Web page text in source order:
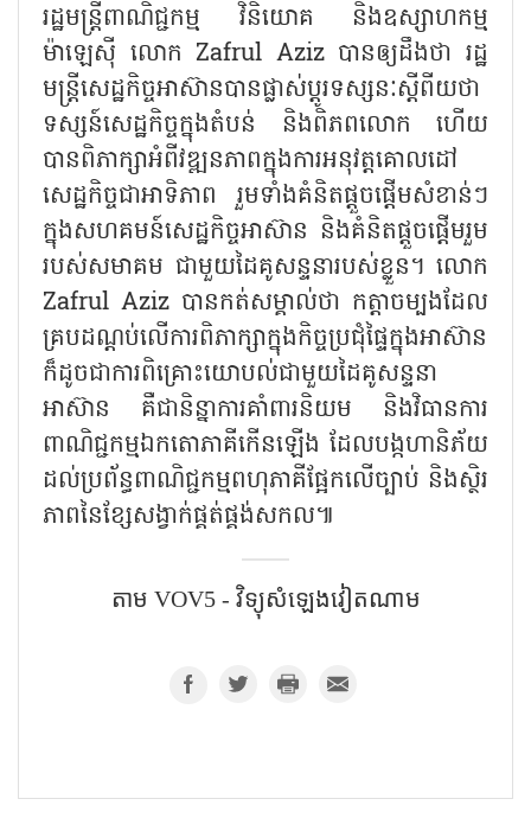
រដ្ឋមន្ត្រីពាណិជ្ជកម្ម វិនិយោគ និងឧស្សាហកម្ម
ម៉ាឡេស៊ី លោក Zafrul Aziz បានឲ្យដឹងថា រដ្ឋ
មន្ត្រីសេដ្ឋកិច្ចអាស៊ានបានផ្លាស់ប្តូរទស្សនៈស្តីពីយថា
ទស្សន៍សេដ្ឋកិច្ចក្នុងតំបន់ និងពិភពលោក ហើយ
បានពិភាក្សាអំពីវឌ្ឍនភាពក្នុងការអនុវត្តគោលដៅ
សេដ្ឋកិច្ចជាអាទិភាព រួមទាំងគំនិតផ្តួចផ្តើមសំខាន់ៗ
ក្នុងសហគមន៍សេដ្ឋកិច្ចអាស៊ាន និងគំនិតផ្តួចផ្តើមរួម
របស់សមាគម ជាមួយដៃគូសន្ទនារបស់ខ្លួន។ លោក
Zafrul Aziz បានកត់សម្គាល់ថា កត្តាចម្បងដែល
គ្របដណ្ដប់លើការពិភាក្សាក្នុងកិច្ចប្រជុំផ្ទៃក្នុងអាស៊ាន
ក៏ដូចជាការពិគ្រោះយោបល់ជាមួយដៃគូសន្ទនា
អាស៊ាន គឺជានិន្នាការគាំពារនិយម និងវិធានការ
ពាណិជ្ជកម្មឯកតោភាគីកើនឡើង ដែលបង្កហានិភ័យ
ដល់ប្រព័ន្ធពាណិជ្ជកម្មពហុភាគីផ្អែកលើច្បាប់ និងស្ថិរ
ភាពនៃខ្សែសង្វាក់ផ្គត់ផ្គង់សកល៕
តាម VOV5 - វិទ្យុសំឡេងវៀតណាម